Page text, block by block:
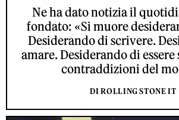
Ne ha dato notizia il
fondato: «Si muore
Desiderando di scrivere.
amare. Desiderando di
contraddizioni del
DI ROLLING STONE IT